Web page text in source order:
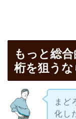
もっと総
桁を狙うな
まど
化し